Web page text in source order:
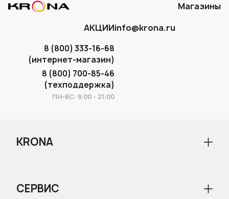
Магазины
АКЦИИinfo@krona.ru
8 (800) 333-16-68
(интернет-магазин)
8 (800) 700-85-46
(техподдержка)
ПН-ВС: 9:00 - 21:00
KRONA
СЕРВИС